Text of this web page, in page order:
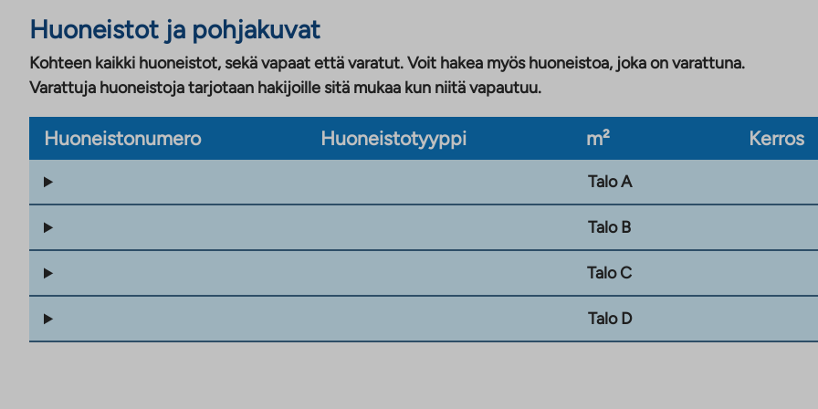
Huoneistot ja pohjakuvat
Kohteen kaikki huoneistot, sekä vapaat että varatut. Voit hakea myös huoneistoa, joka on varattuna.
Varattuja huoneistoja tarjotaan hakijoille sitä mukaa kun niitä vapautuu.
Huoneistonumero Huoneistotyyppi m² Kerros
Talo A
Talo B
Talo C
Talo D